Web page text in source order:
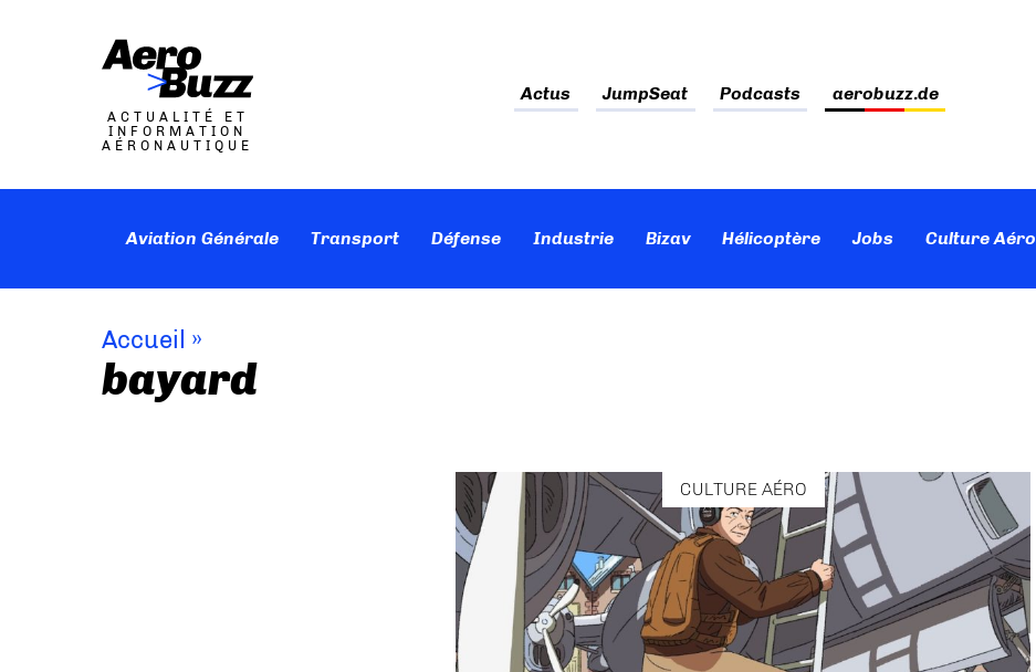
ACTUALITÉ ET
INFORMATION
AÉRONAUTIQUE
Actus JumpSeat Podcasts aerobuzz.de
Aviation Générale Transport Défense Industrie Bizav Hélicoptère Jobs Culture Aéro
Accueil »
bayard
CULTURE AÉRO